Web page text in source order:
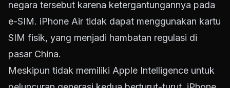
negara tersebut karena ketergantungannya pada
e-SIM. iPhone Air tidak dapat menggunakan kartu
SIM fisik, yang menjadi hambatan regulasi di
pasar China.
Meskipun tidak memiliki Apple Intelligence untuk